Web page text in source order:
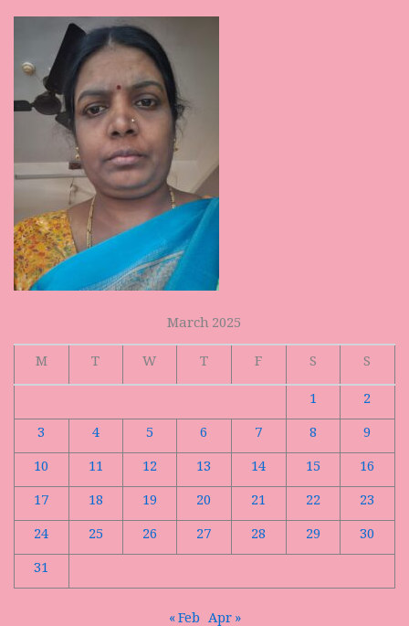
March 2025
M
T W T F S
S
1
2
3
4 5 6 7 8
9
10
11 12 13 14 15
16
17
18 19 20 21 22
23
24
25 26 27 28 29
30
31
« Feb Apr »